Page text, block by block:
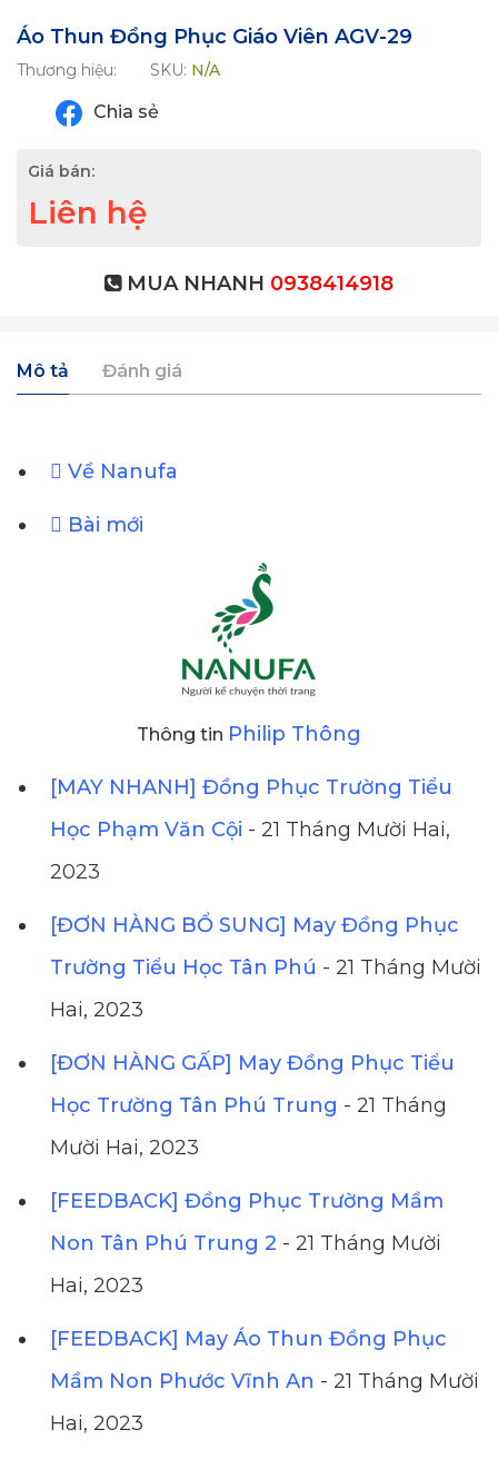
Áo Thun Đồng Phục Giáo Viên AGV-29
Thương hiệu: SKU: N/A
Chia sẻ
Giá bán:
Liên hệ
MUA NHANH 0938414918
Mô tả Đánh giá
Về Nanufa
Bài mới
Thông tin Philip Thông
[MAY NHANH] Đồng Phục Trường Tiểu
Học Phạm Văn Cội - 21 Tháng Mười Hai,
2023
[ĐƠN HÀNG BỔ SUNG] May Đồng Phục
Trường Tiểu Học Tân Phú - 21 Tháng Mười
Hai, 2023
[ĐƠN HÀNG GẤP] May Đồng Phục Tiểu
Học Trường Tân Phú Trung - 21 Tháng
Mười Hai, 2023
[FEEDBACK] Đồng Phục Trường Mầm
Non Tân Phú Trung 2 - 21 Tháng Mười
Hai, 2023
[FEEDBACK] May Áo Thun Đồng Phục
Mầm Non Phước Vĩnh An - 21 Tháng Mười
Hai, 2023